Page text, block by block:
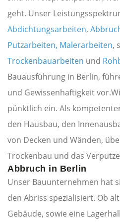
geht. Unser
Abdichtungsarbeiten,
Putzarbeiten, Malerarbeiten,
Trockenbauarbeiten und
Bauausführung in Berlin,
und Gewissenhaftigkeit
pünktlich ein. Als
den Hausbau, den
von Decken und Wänden,
Trockenbau und das
Abbruch in Berlin
Unser Bauunternehmen hat
den Abriss spezialisiert. Ob
Gebäude, sowie eine